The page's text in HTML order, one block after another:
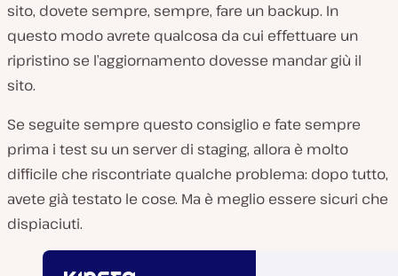
sito, dovete sempre, sempre, fare un backup. In
questo modo avrete qualcosa da cui effettuare un
ripristino se l’aggiornamento dovesse mandar giù il
sito.
Se seguite sempre questo consiglio e fate sempre
prima i test su un server di staging, allora è molto
difficile che riscontriate qualche problema: dopo tutto,
avete già testato le cose. Ma è meglio essere sicuri che
dispiaciuti.